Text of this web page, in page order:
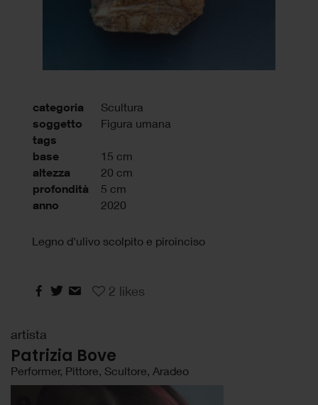
categoria Scultura
soggetto Figura umana
tags
base
15 cm
altezza 20 cm
profondità 5 cm
anno 2020
Legno d'ulivo scolpito e piroinciso
2 likes
artista
Patrizia Bove
Performer, Pittore, Scultore, Aradeo